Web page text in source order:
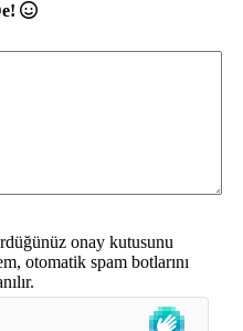
onay kutusunu
otomatik spam botlarını